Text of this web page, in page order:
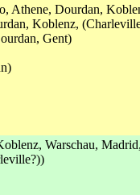
Athene, Dourdan,
Koblenz,
Gent)
Warschau,